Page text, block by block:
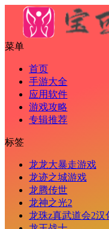
菜单
首页
手游大全
应用软件
游戏攻略
专辑推荐
标签
龙龙大暴走游戏
龙迹之城游戏
龙腾传世
龙神之光2
龙珠z真武道会2汉